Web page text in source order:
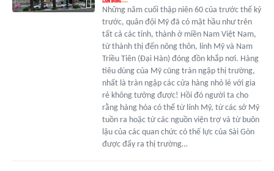
Những năm cuối thập niên 60 của trước thế kỷ
trước, quân đội Mỹ đã có mặt hầu như trên
tất cả các tỉnh, thành ở miền Nam Việt Nam,
từ thành thị đến nông thôn, lính Mỹ và Nam
Triều Tiên (Đại Hàn) đóng đồn khắp nơi. Hàng
tiêu dùng của Mỹ cũng tràn ngập thị trường,
nhất là tràn ngập các cửa hàng nhỏ lẻ với gia
rẻ không tưởng được! Hồi đó người ta cho
rằng hàng hóa có thể từ lính Mỹ, từ các sở Mỹ
tuồn ra hoặc từ các nguồn viện trợ và từ buôn
lậu của các quan chức có thế lực của Sài Gòn
được đẩy ra thị trường…